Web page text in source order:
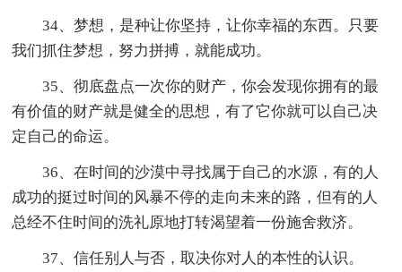
34、梦想，是种让你坚持，让你幸福的东西。只要
我们抓住梦想，努力拼搏，就能成功。
35、彻底盘点一次你的财产，你会发现你拥有的最
有价值的财产就是健全的思想，有了它你就可以自己决
定自己的命运。
36、在时间的沙漠中寻找属于自己的水源，有的人
成功的挺过时间的风暴不停的走向未来的路，但有的人
总经不住时间的洗礼原地打转渴望着一份施舍救济。
37、信任别人与否，取决你对人的本性的认识。